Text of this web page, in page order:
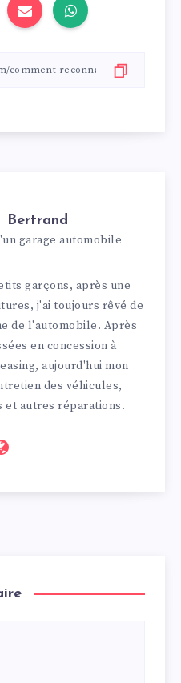
Bertrand
garage automobile
garçons, après une
j'ai toujours rêvé de
de l'automobile. Après
en concession à
aujourd'hui mon
des véhicules,
et autres réparations.